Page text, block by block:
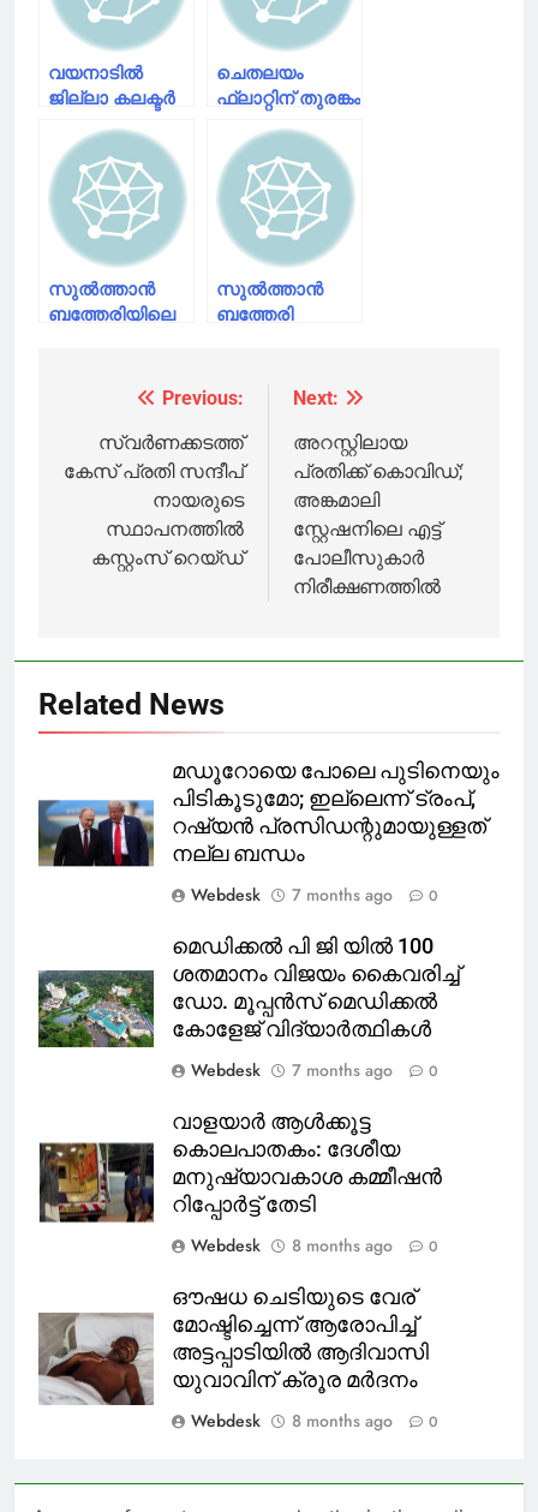
വയനാടിൽ
ജില്ലാ കലക്ടർ
പ്രഖ്യാപിച്ച
കണ്ടെയ്മെൻ്റ്
സോൺ
പുന:പരിശോധിക്കണം;സുൽത്താൻ
ബത്തേരി
മർച്ചൻ്റ്
അസോസിയേഷൻ
ചെതലയം
ഫ്ലാറ്റിന് തുരങ്കം
സുൽത്താൻ
ബത്തേരി
മുൻസിപ്പൽ
കൗൺസിലർ
കണ്ണിയാൻ
അഹമ്മദ് കുട്ടി
രാജിവെക്കണമെന്ന്
സി പി ഐ എം
വാർത്ത
ആവശ്യപ്പെട്ടു.
സുൽത്താൻ
ബത്തേരിയിലെ
വാർഡുകളെ
സോണിൽ
നിന്നും ഒഴിവാക്കി
സുൽത്താൻ
ബത്തേരി
പ്രഖ്യാപിച്ച
സോൺ
അശാസ്ത്രിയമായ
നിലപാടെണെന്ന്
ബത്തേരി
മുൻസിപ്പൽ
ചെയർമാൻ
പറഞ്ഞു
navigation
Previous:
സ്വർണക്കടത്ത്
കേസ് പ്രതി സന്ദീപ്
നായരുടെ
സ്ഥാപനത്തിൽ
കസ്റ്റംസ് റെയ്ഡ്
Next:
അറസ്റ്റിലായ
പ്രതിക്ക് കൊവിഡ്;
അങ്കമാലി
സ്റ്റേഷനിലെ എട്ട്
പോലീസുകാർ
നിരീക്ഷണത്തിൽ
Related News
മഡൂറോയെ പോലെ പുടിനെയും
പിടികൂടുമോ; ഇല്ലെന്ന് ട്രംപ്,
റഷ്യൻ പ്രസിഡന്റുമായുള്ളത്
നല്ല ബന്ധം
Webdesk
7 months ago 0
മെഡിക്കൽ പി ജി യിൽ 100
ശതമാനം വിജയം കൈവരിച്ച്
ഡോ. മൂപ്പൻസ് മെഡിക്കൽ
കോളേജ് വിദ്യാർത്ഥികൾ
Webdesk
7 months ago 0
വാളയാർ ആൾക്കൂട്ട
കൊലപാതകം: ദേശീയ
മനുഷ്യാവകാശ കമ്മീഷൻ
റിപ്പോർട്ട് തേടി
Webdesk
8 months ago 0
ഔഷധ ചെടിയുടെ വേര്
മോഷ്ടിച്ചെന്ന് ആരോപിച്ച്
അട്ടപ്പാടിയിൽ ആദിവാസി
യുവാവിന് ക്രൂര മർദനം
Webdesk
8 months ago 0